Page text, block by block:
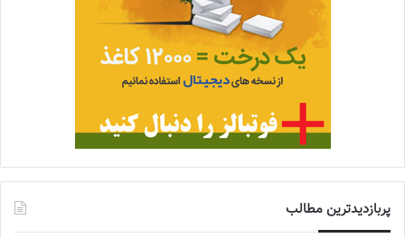
پربازدیدترین مطالب